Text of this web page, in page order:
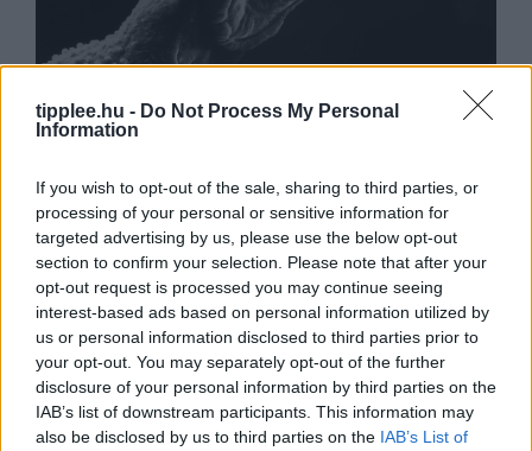
tipplee.hu - Do Not Process My Personal
Information
If you wish to opt-out of the sale, sharing to third parties, or
processing of your personal or sensitive information for
targeted advertising by us, please use the below opt-out
section to confirm your selection. Please note that after your
opt-out request is processed you may continue seeing
interest-based ads based on personal information utilized by
us or personal information disclosed to third parties prior to
your opt-out. You may separately opt-out of the further
disclosure of your personal information by third parties on the
IAB’s list of downstream participants. This information may
also be disclosed by us to third parties on the IAB’s List of
A Parazita Ami Felforgatja Az
Éttermek Menüjét
A ciklosporiasis járvány miatt több amerikai étterem is
levette étlapjáról a friss zöldségeket, miközben a
fertőzés több száz embert érinthet. Az Egyesült
Államokban tomboló parazita-fertőzés
Rooby
augusztus 8, 2026